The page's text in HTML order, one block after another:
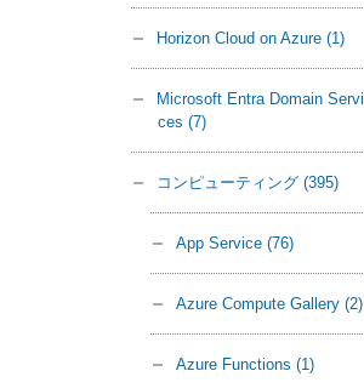
Horizon Cloud on Azure (1)
Microsoft Entra Domain Servi
ces (7)
コンピューティング (395)
App Service (76)
Azure Compute Gallery (2)
Azure Functions (1)